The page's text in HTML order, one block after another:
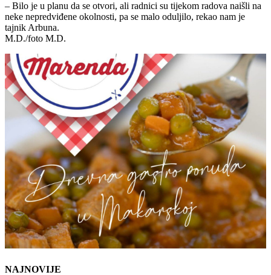
– Bilo je u planu da se otvori, ali radnici su tijekom radova naišli na
neke nepredviđene okolnosti, pa se malo oduljilo, rekao nam je
tajnik Arbuna.
M.D./foto M.D.
NAJNOVIJE